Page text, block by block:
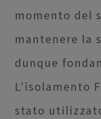
momento del
mantenere la
dunque
L'isolamento
stato